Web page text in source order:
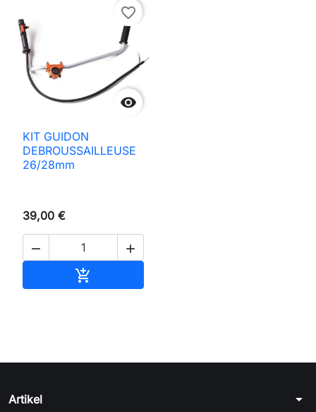

favorite_border
KIT GUIDON
DEBROUSSAILLEUSE
26/28mm
39,00 €
 

Artikel arrow_drop_down